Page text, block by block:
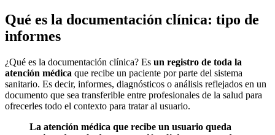
Qué es la documentación clínica: tipo de
informes
¿Qué es la documentación clínica? Es un registro de toda la
atención médica que recibe un paciente por parte del sistema
sanitario. Es decir, informes, diagnósticos o análisis reflejados en un
documento que sea transferible entre profesionales de la salud para
ofrecerles todo el contexto para tratar al usuario.
La atención médica que recibe un usuario queda